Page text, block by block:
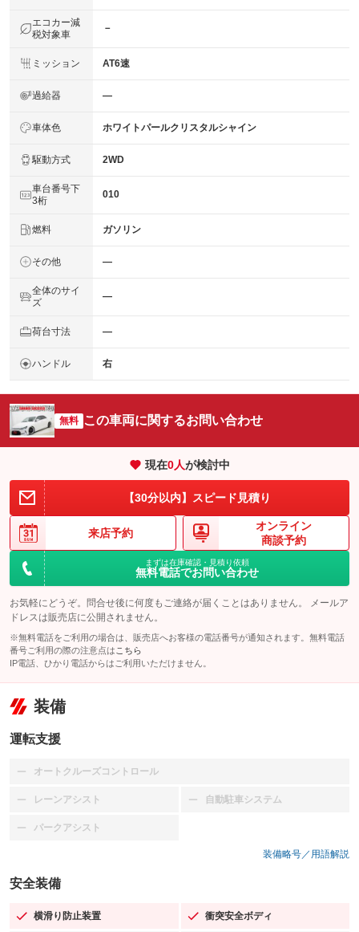
エコカー減
税対象車
－
ミッション AT6速
過給器 ―
車体色 ホワイトパールクリスタルシャイン
駆動方式 2WD
車台番号下
3桁
010
燃料 ガソリン
その他 ―
全体のサイ
ズ
―
荷台寸法 ―
ハンドル 右
無料 この車両に関するお問い合わせ
現在0人が検討中
【30分以内】スピード見積り
来店予約
オンライン
商談予約
まずは在庫確認・見積り依頼
無料電話でお問い合わせ
お気軽にどうぞ。問合せ後に何度もご連絡が届くことはありません。 メールア
ドレスは販売店に公開されません。
※無料電話をご利用の場合は、販売店へお客様の電話番号が通知されます。無料電話
番号ご利用の際の注意点は こちら
IP電話、ひかり電話からはご利用いただけません。
装備
運転支援
オートクルーズコントロール
：装備なし
レーンアシスト
：装備なし 自動駐車システム
：装備なし
パークアシスト
：装備なし
装備略号／用語解説
安全装備
横滑り防止装置
：装備あり 衝突安全ボディ
：装備あり